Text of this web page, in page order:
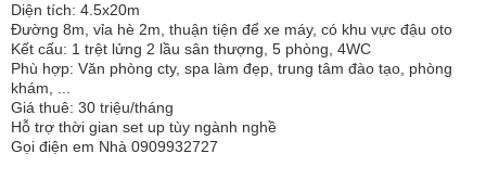
Diện tích: 4.5x20m
Đường 8m, vỉa hè 2m, thuận tiện để xe máy, có khu vực đậu oto
Kết cấu: 1 trệt lửng 2 lầu sân thượng, 5 phòng, 4WC
Phù hợp: Văn phòng cty, spa làm đẹp, trung tâm đào tạo, phòng
khám, ...
Giá thuê: 30 triệu/tháng
Hỗ trợ thời gian set up tùy ngành nghề
Gọi điện em Nhà 0909932727